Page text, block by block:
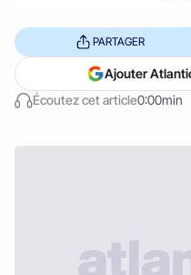
Écoutez cet article0:00min
PARTAGER
Ajouter